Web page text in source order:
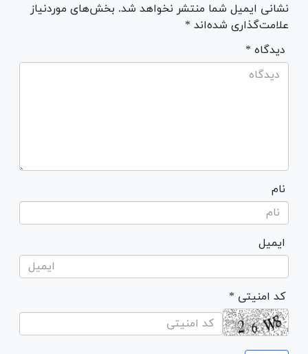
نشانی ایمیل شما منتشر نخواهد شد. بخش‌های موردنیاز
علامت‌گذاری شده‌اند *
* دیدگاه
نام
ایمیل
* کد امنیتی